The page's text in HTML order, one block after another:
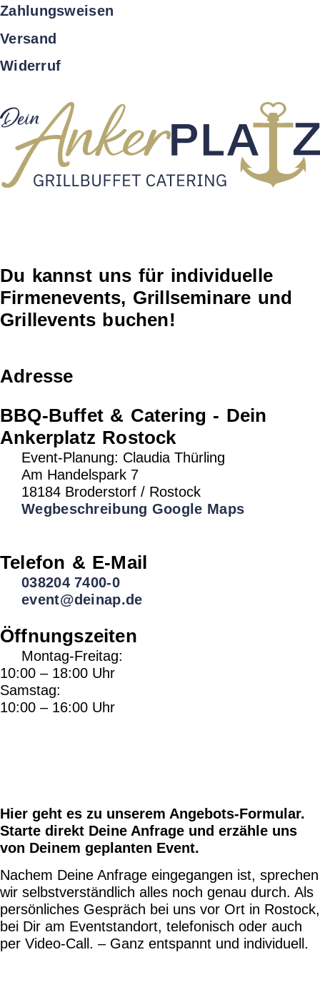
Zahlungsweisen
Versand
Widerruf
Du kannst uns für individuelle
Firmenevents, Grillseminare und
Grillevents buchen!
Adresse
BBQ-Buffet & Catering - Dein
Ankerplatz Rostock
Event-Planung: Claudia Thürling
Am Handelspark 7
18184 Broderstorf / Rostock
Wegbeschreibung Google Maps
Telefon & E-Mail
038204 7400-0
event@deinap.de
Öffnungszeiten
Montag-Freitag:
10:00 – 18:00 Uhr
Samstag:
10:00 – 16:00 Uhr
Hier geht es zu unserem Angebots-Formular.
Starte direkt Deine Anfrage und erzähle uns
von Deinem geplanten Event.
Nachem Deine Anfrage eingegangen ist, sprechen
wir selbstverständlich alles noch genau durch. Als
persönliches Gespräch bei uns vor Ort in Rostock,
bei Dir am Eventstandort, telefonisch oder auch
per Video-Call. – Ganz entspannt und individuell.